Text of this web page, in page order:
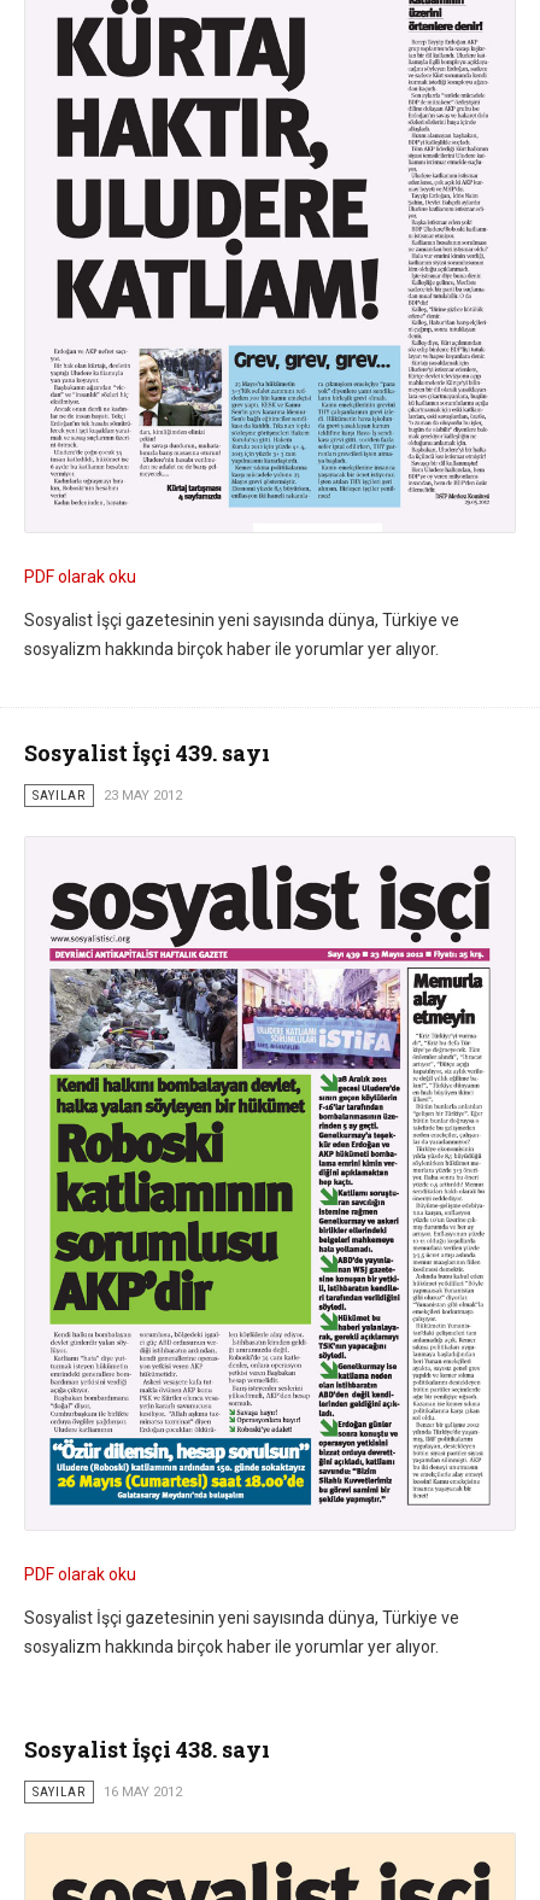
PDF olarak oku
Sosyalist İşçi gazetesinin yeni sayısında dünya, Türkiye ve
sosyalizm hakkında birçok haber ile yorumlar yer alıyor.
Sosyalist İşçi 439. sayı
SAYILAR 23 MAY 2012
PDF olarak oku
Sosyalist İşçi gazetesinin yeni sayısında dünya, Türkiye ve
sosyalizm hakkında birçok haber ile yorumlar yer alıyor.
Sosyalist İşçi 438. sayı
SAYILAR 16 MAY 2012